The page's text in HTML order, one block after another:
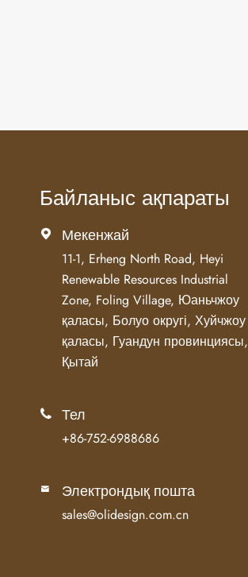
Байланыс ақпараты
 Мекенжай
11-1, Erheng North Road, Heyi
Renewable Resources Industrial
Zone, Foling Village, Юаньчжоу
қаласы, Болуо округі, Хуйчжоу
қаласы, Гуандун провинциясы,
Қытай
 Тел
+86-752-6988686
 Электрондық пошта
sales@olidesign.com.cn